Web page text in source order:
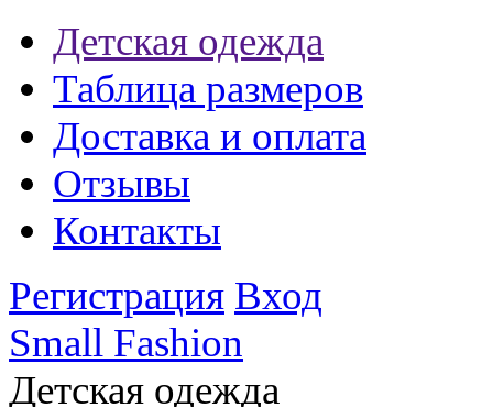
Детская одежда
Таблица размеров
Доставка и оплата
Отзывы
Контакты
Регистрация Вход
Small Fashion
Детская одежда